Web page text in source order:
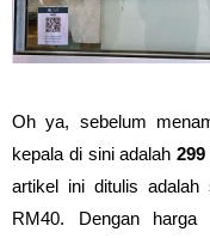
Oh ya, sebelum
kepala di sini adalah
artikel ini ditulis adalah
RM40. Dengan